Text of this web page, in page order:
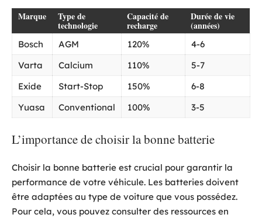
Marque Type de
technologie
Capacité de
recharge
Durée de vie
(années)
Bosch AGM 120%
4-6
Varta
Calcium 110%
5-7
Exide
Start-Stop 150%
6-8
Yuasa
Conventional 100% 3-5
L’importance de choisir la bonne batterie
Choisir la bonne batterie est crucial pour garantir la
performance de votre véhicule. Les batteries doivent
être adaptées au type de voiture que vous possédez.
Pour cela, vous pouvez consulter des ressources en